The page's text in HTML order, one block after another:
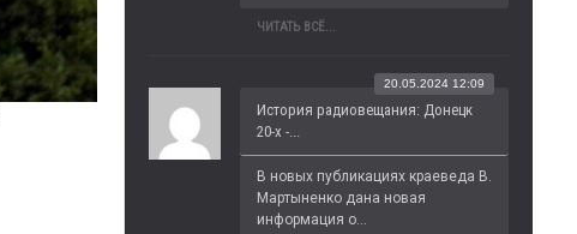
ЧИТАТЬ ВСЁ...
История радиовещания: Донецк
20-х -...
20.05.2024 12:09
В новых публикациях краеведа В.
Мартыненко дана новая
информация о...